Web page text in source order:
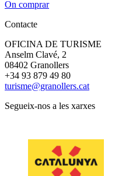
On comprar
Contacte
OFICINA DE TURISME
Anselm Clavé, 2
08402 Granollers
+34 93 879 49 80
turisme@granollers.cat
Segueix-nos a les xarxes